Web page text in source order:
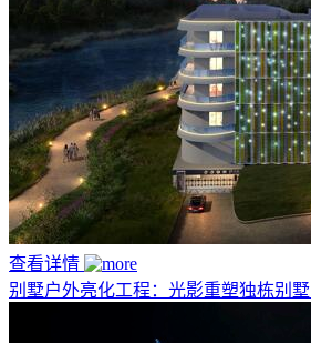
查看详情
别墅户外亮化工程：光影重塑独栋别墅